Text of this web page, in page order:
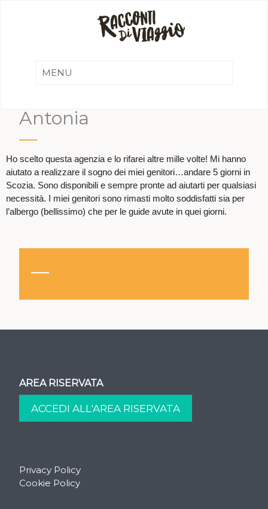
Antonia
Ho scelto questa agenzia e lo rifarei altre mille volte! Mi hanno
aiutato a realizzare il sogno dei miei genitori…andare 5 giorni in
Scozia. Sono disponibili e sempre pronte ad aiutarti per qualsiasi
necessità. I miei genitori sono rimasti molto soddisfatti sia per
l’albergo (bellissimo) che per le guide avute in quei giorni.
AREA RISERVATA
Privacy Policy
Cookie Policy